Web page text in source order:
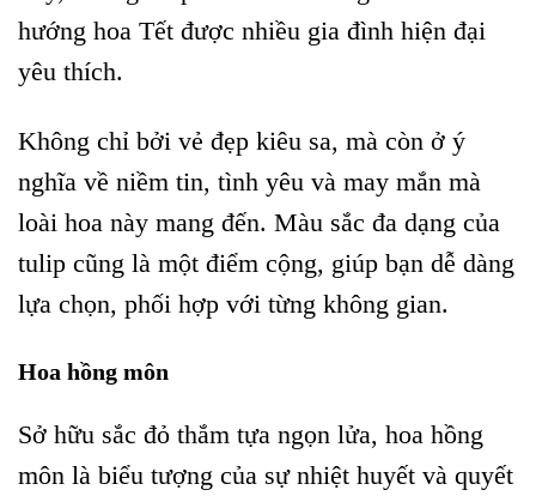
hướng hoa Tết được nhiều gia đình hiện đại
yêu thích.
Không chỉ bởi vẻ đẹp kiêu sa, mà còn ở ý
nghĩa về niềm tin, tình yêu và may mắn mà
loài hoa này mang đến. Màu sắc đa dạng của
tulip cũng là một điểm cộng, giúp bạn dễ dàng
lựa chọn, phối hợp với từng không gian.
Hoa hồng môn
Sở hữu sắc đỏ thắm tựa ngọn lửa, hoa hồng
môn là biểu tượng của sự nhiệt huyết và quyết